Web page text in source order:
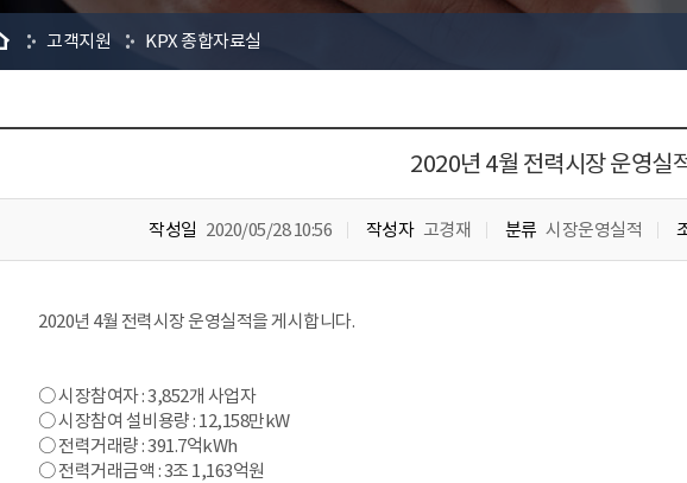
고객지원 KPX 종합자료실
2020년 4월 전력시장 운영실
작성일 2020/05/28 10:56 작성자 고경재 분류 시장운영실적
2020년 4월 전력시장 운영실적을 게시합니다.
○ 시장참여자 : 3,852개 사업자
○ 시장참여 설비용량 : 12,158만kW
○ 전력거래량 : 391.7억kWh
○ 전력거래금액 : 3조 1,163억원